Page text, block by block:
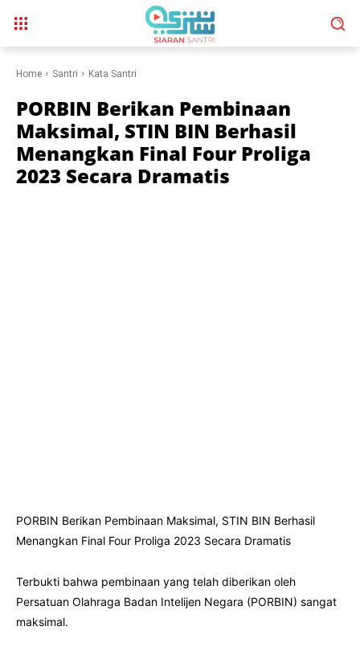
Home Santri Kata Santri
PORBIN Berikan Pembinaan
Maksimal, STIN BIN Berhasil
Menangkan Final Four Proliga
2023 Secara Dramatis
PORBIN Berikan Pembinaan Maksimal, STIN BIN Berhasil
Menangkan Final Four Proliga 2023 Secara Dramatis
Terbukti bahwa pembinaan yang telah diberikan oleh
Persatuan Olahraga Badan Intelijen Negara (PORBIN) sangat
maksimal.